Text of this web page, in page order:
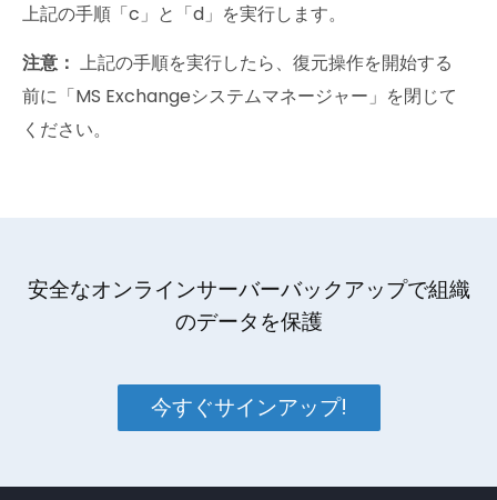
上記の手順「c」と「d」を実行します。
注意： 上記の手順を実行したら、復元操作を開始する
前に「MS Exchangeシステムマネージャー」を閉じて
ください。
安全なオンラインサーバーバックアップで組織
のデータを保護
今すぐサインアップ!